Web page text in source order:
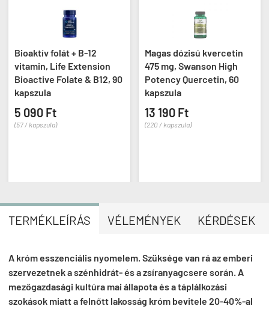
Bioaktív folát + B-12
vitamin, Life Extension
Bioactive Folate & B12, 90
kapszula
5 090 Ft
(57 / kapszula)
Magas dózisú kvercetin
475 mg, Swanson High
Potency Quercetin, 60
kapszula
13 190 Ft
(220 / kapszula)
TERMÉKLEÍRÁS VÉLEMÉNYEK KÉRDÉSEK
A króm esszenciális nyomelem. Szüksége van rá az emberi
szervezetnek a szénhidrát- és a zsíranyagcsere során. A
mezőgazdasági kultúra mai állapota és a táplálkozási
szokások miatt a felnőtt lakosság króm bevitele 20-40%-al